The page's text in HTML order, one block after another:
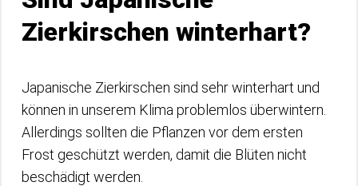
Zierkirschen winterhart?
Japanische Zierkirschen sind sehr winterhart und
können in unserem Klima problemlos überwintern.
Allerdings sollten die Pflanzen vor dem ersten
Frost geschützt werden, damit die Blüten nicht
beschädigt werden.